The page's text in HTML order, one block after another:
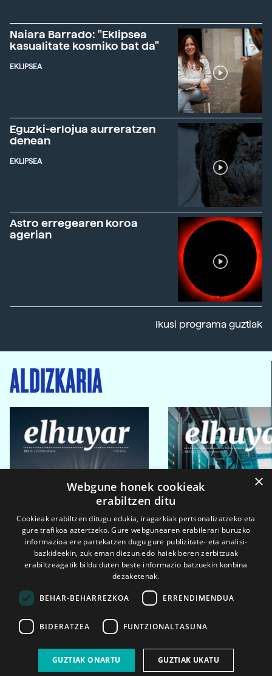
Naiara Barrado: "Eklipsea
kasualitate kosmiko bat da"
EKLIPSEA
Eguzki-erlojua aurreratzen
denean
EKLIPSEA
Astro erregearen koroa
agerian
Ikusi programa guztiak
ALDIZKARIA
2026ko eka. 1a 2026ko mar. 1a
×
Webgune honek cookieak
erabiltzen ditu
Cookieak erabiltzen ditugu edukia, iragarkiak pertsonalizatzeko eta
gure trafikoa aztertzeko. Gure webgunearen erabilerari buruzko
informazioa ere partekatzen dugu gure publizitate- eta analisi-
bazkideekin, zuk eman diezun edo haiek beren zerbitzuak
erabiltzeagatik bildu duten beste informazio batzuekin konbina
dezaketenak.
BEHAR-BEHARREZKOA ERRENDIMENDUA
BIDERATZEA FUNTZIONALTASUNA
GUZTIAK ONARTU GUZTIAK UKATU